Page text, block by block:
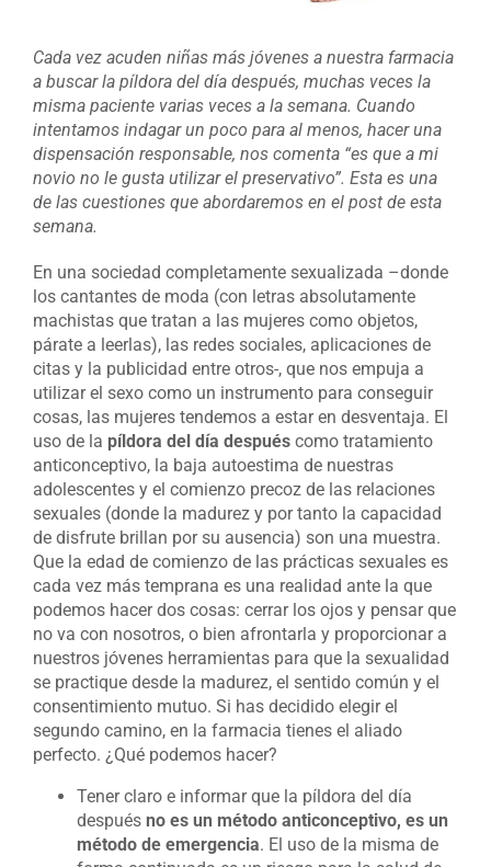
Cada vez acuden niñas más jóvenes a nuestra farmacia
a buscar la píldora del día después, muchas veces la
misma paciente varias veces a la semana. Cuando
intentamos indagar un poco para al menos, hacer una
dispensación responsable, nos comenta “es que a mi
novio no le gusta utilizar el preservativo”. Esta es una
de las cuestiones que abordaremos en el post de esta
semana.
En una sociedad completamente sexualizada –donde
los cantantes de moda (con letras absolutamente
machistas que tratan a las mujeres como objetos,
párate a leerlas), las redes sociales, aplicaciones de
citas y la publicidad entre otros-, que nos empuja a
utilizar el sexo como un instrumento para conseguir
cosas, las mujeres tendemos a estar en desventaja. El
uso de la píldora del día después como tratamiento
anticonceptivo, la baja autoestima de nuestras
adolescentes y el comienzo precoz de las relaciones
sexuales (donde la madurez y por tanto la capacidad
de disfrute brillan por su ausencia) son una muestra.
Que la edad de comienzo de las prácticas sexuales es
cada vez más temprana es una realidad ante la que
podemos hacer dos cosas: cerrar los ojos y pensar que
no va con nosotros, o bien afrontarla y proporcionar a
nuestros jóvenes herramientas para que la sexualidad
se practique desde la madurez, el sentido común y el
consentimiento mutuo. Si has decidido elegir el
segundo camino, en la farmacia tienes el aliado
perfecto. ¿Qué podemos hacer?
Tener claro e informar que la píldora del día
después no es un método anticonceptivo, es un
método de emergencia. El uso de la misma de